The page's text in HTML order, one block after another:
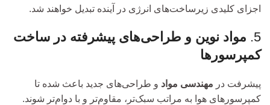
اجزای کلیدی زیرساخت‌های انرژی در آینده تبدیل خواهند شد.
5. مواد نوین و طراحی‌های پیشرفته در ساخت
کمپرسورها
پیشرفت در مهندسی مواد و طراحی‌های جدید باعث شده تا
کمپرسورهای هوا به مراتب سبک‌تر، مقاوم‌تر و با دوام‌تر شوند.